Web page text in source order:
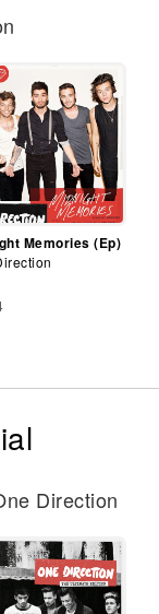
Memories (Ep)
Direction